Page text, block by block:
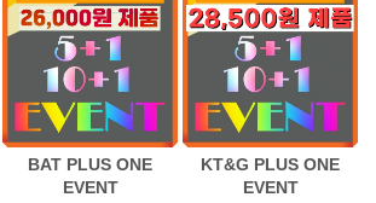
BAT PLUS ONE
EVENT
KT&G PLUS ONE
EVENT